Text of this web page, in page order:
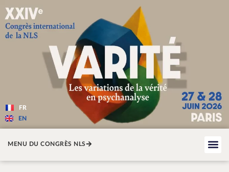
Varité — Les variations de la
FR
EN
MENU DU CONGRÈS NLS